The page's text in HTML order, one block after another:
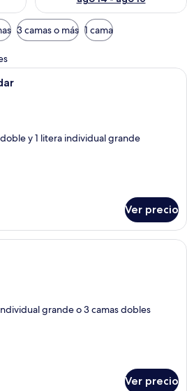
3 camas o más 1 cama
y 1 litera individual grande
Ver precio
Una habitación con pared de
grande o 3 camas dobles
Ver precio